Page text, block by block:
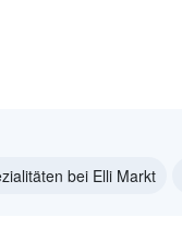
bei Elli Markt